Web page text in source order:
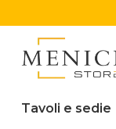
Tavoli e sedie